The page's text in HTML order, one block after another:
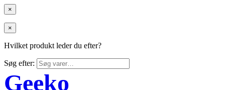
×
×
Hvilket produkt leder du efter?
Søg efter:
Geeko